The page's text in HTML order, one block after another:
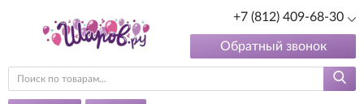
+7 (812) 409-68-30
Обратный звонок